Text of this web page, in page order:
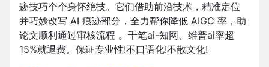
迹技巧个个身怀绝技。它们借助前沿技术，精准定位
并巧妙改写 AI 痕迹部分，全力帮你降低 AIGC 率，助
论文顺利通过审核流程 。千笔ai-知网、维普ai率超
15%就退费。保证专业性!不口语化!不散文化!